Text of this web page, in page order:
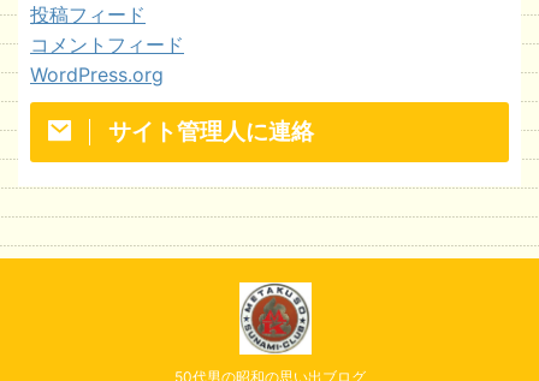
投稿フィード
コメントフィード
WordPress.org
サイト管理人に連絡
50代男の昭和の思い出ブログ